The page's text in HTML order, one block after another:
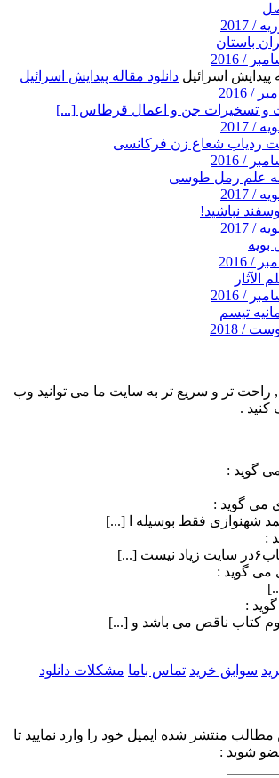
باستان
دانلود مقاله پیدایش اسرائیل
و تسخیرات جن و اعمال قرطاس [...]
ردیاب شعاع زن فرکانسی
علم رمل طوسی
نباشید!
بویه
الآثار
تیسم
راحت تر و سریع تر به سایت ما می توانید وب
کنید .
گوید :
می گوید :
شهنوازی فقط بوسیله ا [...]
:
[...]
می گوید :
:
کتاب ناقص می باشد و [...]
سوابق خرید تماس باما مشکلات دانلود
منتشر شده ایمیل خود را وارد نمایید تا
شوید :